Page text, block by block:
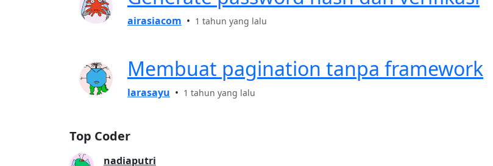
airasiacom • 1 tahun yang lalu
Membuat pagination tanpa framework
larasayu • 1 tahun yang lalu
Top Coder
nadiaputri